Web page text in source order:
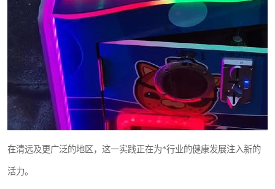
在清远及更广泛的地区，这一实践正在为*行业的健康发展注入新的
活力。